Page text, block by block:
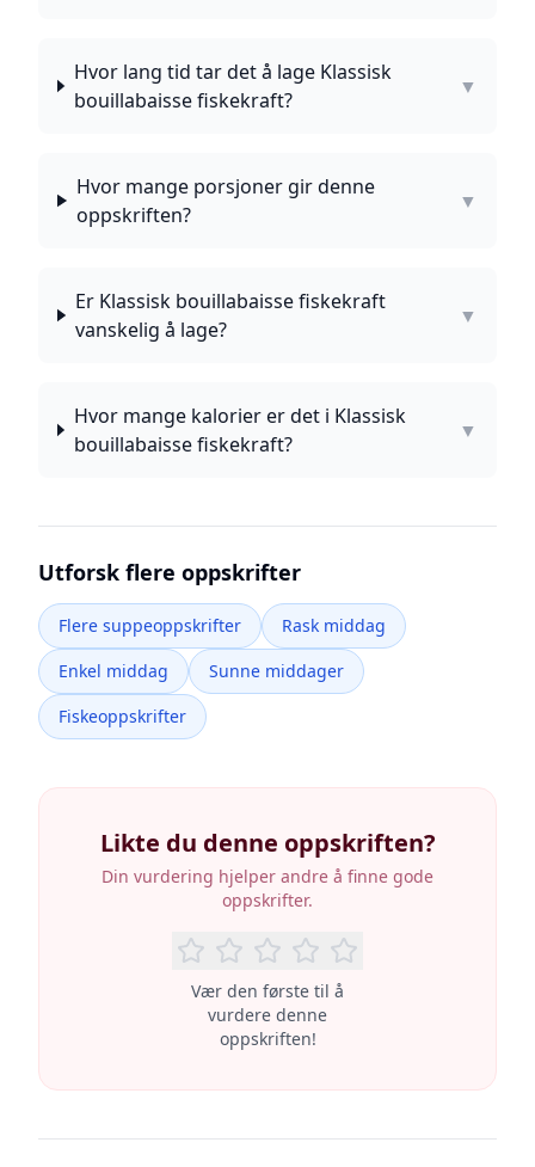
Hvor lang tid tar det å lage Klassisk
bouillabaisse fiskekraft?
▼
Hvor mange porsjoner gir denne
oppskriften?
▼
Er Klassisk bouillabaisse fiskekraft
vanskelig å lage?
▼
Hvor mange kalorier er det i Klassisk
bouillabaisse fiskekraft?
▼
Utforsk flere oppskrifter
Flere suppeoppskrifter
Rask middag
Enkel middag
Sunne middager
Fiskeoppskrifter
Likte du denne oppskriften?
Din vurdering hjelper andre å finne gode
oppskrifter.
Vær den første til å
vurdere denne
oppskriften!